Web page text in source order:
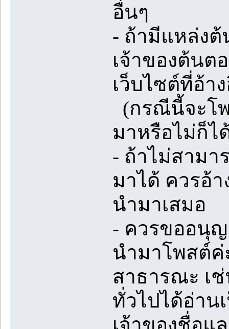
อื่นๆ
- ถ้ามีแหล่ง
เจ้าของต้น
เว็บไซต์ที่อ้า
(กรณีนี้จะโ
มาหรือไม่ก็ไ
- ถ้าไม่สามา
มาได้ ควรอ้
นำมาเสมอ
- ควรขออนุญ
นำมาโพสต์ค่
สาธารณะ เ
ทั่วไปได้อ่าน
เจ้าของชื่อแ